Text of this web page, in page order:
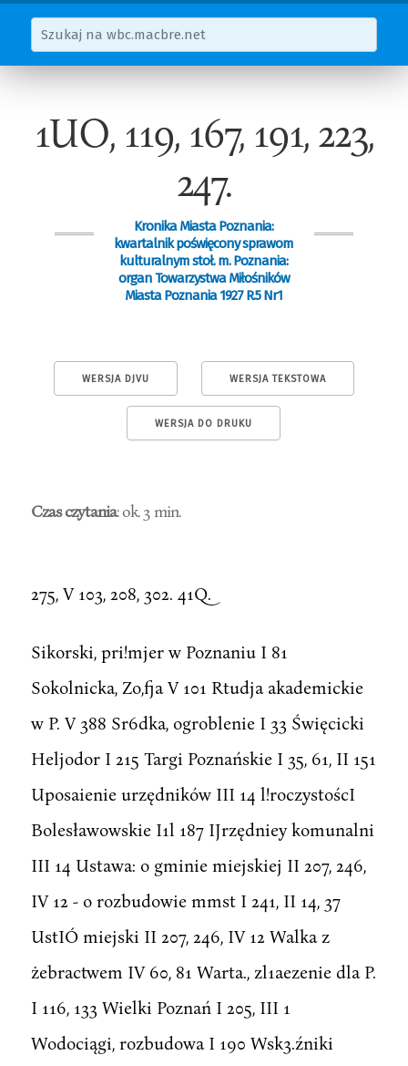
1UO, 119, 167, 191, 223,
247.
Kronika Miasta Poznania:
kwartalnik poświęcony sprawom
kulturalnym stoł. m. Poznania:
organ Towarzystwa Miłośników
Miasta Poznania 1927 R.5 Nr1
WERSJA DJVU WERSJA TEKSTOWA
WERSJA DO DRUKU
Czas czytania: ok. 3 min.
275, V 103, 208, 302. 41Q.
Sikorski, pri!mjer w Poznaniu I 81
Sokolnicka, Zo,fja V 101 Rtudja akademickie
w P. V 388 Sr6dka, ogroblenie I 33 Święcicki
Heljodor I 215 Targi Poznańskie I 35, 61, II 151
Uposaienie urzędników III 14 l!roczystoścI
Bolesławowskie I1l 187 IJrzędniey komunalni
III 14 Ustawa: o gminie miejskiej II 207, 246,
IV 12 - o rozbudowie mmst I 241, II 14, 37
UstIÓ miejski II 207, 246, IV 12 Walka z
żebractwem IV 60, 81 Warta., zl1aezenie dla P.
I 116, 133 Wielki Poznań I 205, III 1
Wodociągi, rozbudowa I 190 Wsk3.źniki